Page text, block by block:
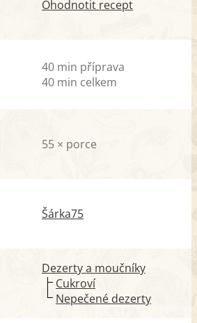
Ohodnotit recept
40 min příprava
40 min celkem
55 × porce
Šárka75
Dezerty a moučníky
Cukroví
Nepečené dezerty